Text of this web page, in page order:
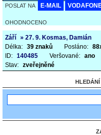
POSLAT NA E-MAIL
OHODNOCENO
Září » 27. 9. Kosmas, Damián
Délka: 39 znaků Posláno:
ID: 140485 Veršované: ano
Stav: zveřejněné